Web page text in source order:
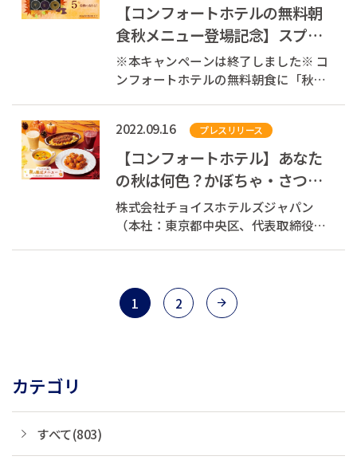
【コンフォートホテルの無料朝
食秋メニュー登場記念】スプー
ンで食べるスイートポテトが当
たる！Twitter...
※本キャンペーンは終了しました※ コ
ンフォートホテルの無料朝食に「秋メ
記念して、コンフォートホテルの公式
Twitterをフォロー&リツイートすると
『スプーンで食べる ス...
2022.09.16 プレスリリース
【コンフォートホテル】あなた
の秋は何色？かぼちゃ・さつま
いも・ぶどうを使った秋の限定
メニューが無...
株式会社チョイスホテルズジャパン
（本社：東京都中央区、代表取締役社
ル」（一部のぞく）の無料朝食で、秋
の旅の色をテーマに「Color your
1 2
カテゴリ
すべて(803)